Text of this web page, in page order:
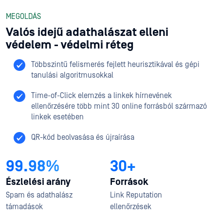
MEGOLDÁS
Valós idejű adathalászat elleni
védelem - védelmi réteg
Többszintű felismerés fejlett heurisztikával és gépi
tanulási algoritmusokkal
Time-of-Click elemzés a linkek hírnevének
ellenőrzésére több mint 30 online forrásból származó
linkek esetében
QR-kód beolvasása és újraírása
99.98%
Észlelési arány
Spam és adathalász
támadások
30+
Források
Link Reputation
ellenőrzések